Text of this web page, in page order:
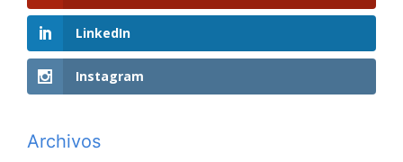
LinkedIn
Instagram
Archivos